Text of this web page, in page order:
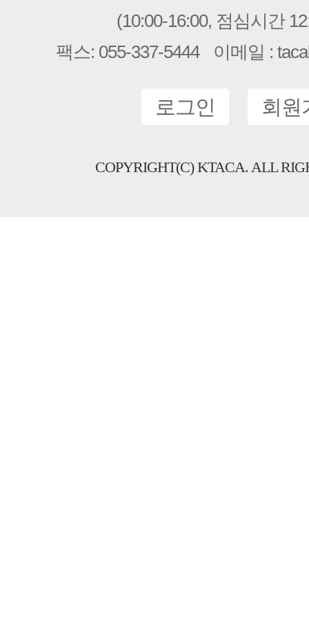
(10:00-16:00, 점심시간
팩스: 055-337-5444
이메일 :
로그인 회원
COPYRIGHT(C) KTACA. ALL